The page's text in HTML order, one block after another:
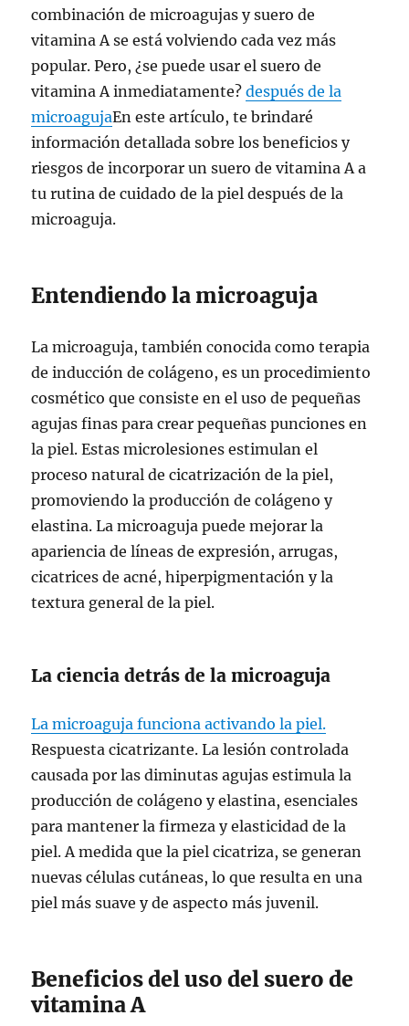
combinación de microagujas y suero de
vitamina A se está volviendo cada vez más
popular. Pero, ¿se puede usar el suero de
vitamina A inmediatamente?después de la
microagujaEn este artículo, te brindaré
información detallada sobre los beneficios y
riesgos de incorporar un suero de vitamina A a
tu rutina de cuidado de la piel después de la
microaguja.
Entendiendo la microaguja
La microaguja, también conocida como terapia
de inducción de colágeno, es un procedimiento
cosmético que consiste en el uso de pequeñas
agujas finas para crear pequeñas punciones en
la piel. Estas microlesiones estimulan el
proceso natural de cicatrización de la piel,
promoviendo la producción de colágeno y
elastina. La microaguja puede mejorar la
apariencia de líneas de expresión, arrugas,
cicatrices de acné, hiperpigmentación y la
textura general de la piel.
La ciencia detrás de la microaguja
La microaguja funciona activando la piel.
Respuesta cicatrizante. La lesión controlada
causada por las diminutas agujas estimula la
producción de colágeno y elastina, esenciales
para mantener la firmeza y elasticidad de la
piel. A medida que la piel cicatriza, se generan
nuevas células cutáneas, lo que resulta en una
piel más suave y de aspecto más juvenil.
Beneficios del uso del suero de
vitamina A